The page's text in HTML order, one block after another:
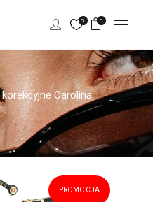
0 0
Carolina
PROMOCJA